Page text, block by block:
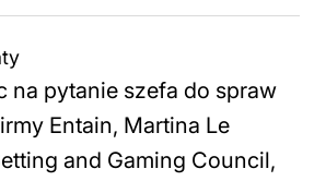
na pytanie szefa do spraw
Entain, Martina Le
and Gaming Council,